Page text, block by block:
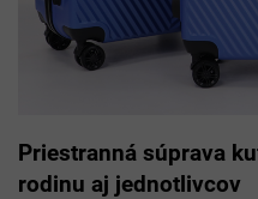
Priestranná súprava
rodinu aj jednotlivcov